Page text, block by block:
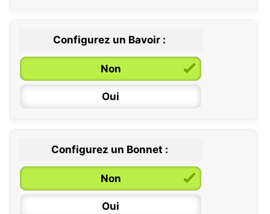
Configurez un Bavoir :
Non
Oui
Configurez un Bonnet :
Non
Oui